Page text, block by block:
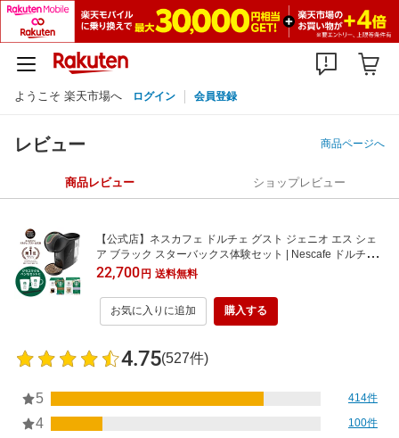
ようこそ 楽天市場へ ログイン 会員登録
レビュー 商品ページへ
商品レビュー ショップレビュー
【公式店】ネスカフェ ドルチェ グスト ジェニオ エス シェ
ア ブラック スターバックス体験セット | Nescafe ドルチェ
グスト Dolce Gusto ジェニオ エス シェア コーヒーメーカー
本体 カプセルコーヒー コーヒーマシン グラス コーヒー カ
プセル 珈琲 マグカップ コンパクト
22,700円 送料無料
お気に入りに追加 購入する
4.75(527件)
5 414件
4 100件